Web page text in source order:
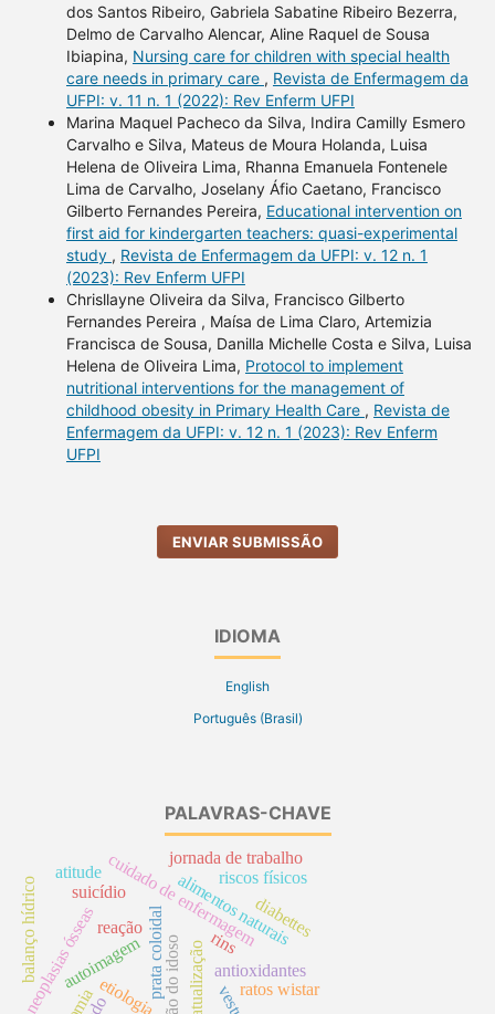
dos Santos Ribeiro, Gabriela Sabatine Ribeiro Bezerra,
Delmo de Carvalho Alencar, Aline Raquel de Sousa
Ibiapina, Nursing care for children with special health
care needs in primary care , Revista de Enfermagem da
UFPI: v. 11 n. 1 (2022): Rev Enferm UFPI
Marina Maquel Pacheco da Silva, Indira Camilly Esmero
Carvalho e Silva, Mateus de Moura Holanda, Luisa
Helena de Oliveira Lima, Rhanna Emanuela Fontenele
Lima de Carvalho, Joselany Áfio Caetano, Francisco
Gilberto Fernandes Pereira, Educational intervention on
first aid for kindergarten teachers: quasi-experimental
study , Revista de Enfermagem da UFPI: v. 12 n. 1
(2023): Rev Enferm UFPI
Chrisllayne Oliveira da Silva, Francisco Gilberto
Fernandes Pereira , Maísa de Lima Claro, Artemizia
Francisca de Sousa, Danilla Michelle Costa e Silva, Luisa
Helena de Oliveira Lima, Protocol to implement
nutritional interventions for the management of
childhood obesity in Primary Health Care , Revista de
Enfermagem da UFPI: v. 12 n. 1 (2023): Rev Enferm
UFPI
ENVIAR SUBMISSÃO
IDIOMA
English
Português (Brasil)
PALAVRAS-CHAVE
cuidado de enfermagem
prata coloidal
etiologia atualização antioxidantes
alimentos naturais
riscos físicos
autoimagem
neoplasias ósseas rins
suicídio
jornada de trabalho
reação diabettes
ratos wistar
balanço hídrico
atitude